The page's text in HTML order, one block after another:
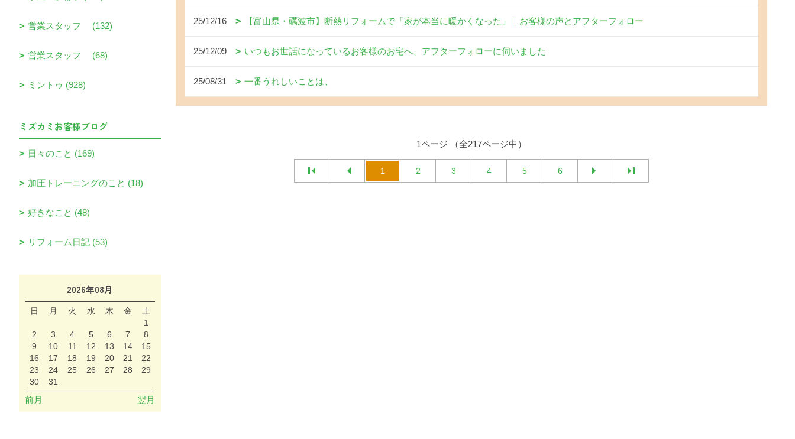
25/12/16 【富山県・礪波市】断熱リフォームで「家が本当に暖かくなった」｜お客様の声とアフターフォロー
25/12/09 いつもお世話になっているお客様のお宅へ、アフターフォローに伺いました
25/08/31 一番うれしいことは、
1ページ （全217ページ中）
1 2 3 4 5 6
営業スタッフ (132)
営業スタッフ (68)
ミントゥ (928)
ミズカミお客様ブログ
日々のこと (169)
加圧トレーニングのこと (18)
好きなこと (48)
リフォーム日記 (53)
2026年08月
日 月 火 水 木 金
土
1
2
3 4 5 6 7
8
9
10 11 12 13 14
15
16
17 18 19 20 21
22
23
24 25 26 27 28
29
30
31
前月 翌月